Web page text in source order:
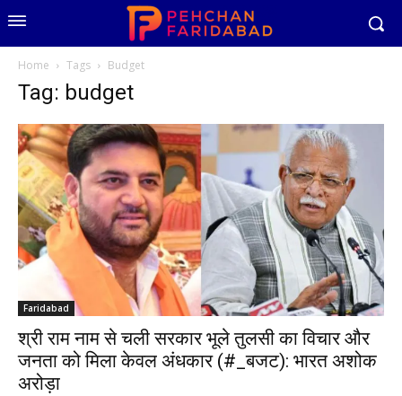
Home Tags Budget
Tag: budget
Faridabad
श्री राम नाम से चली सरकार भूले तुलसी का विचार और
जनता को मिला केवल अंधकार (#_बजट): भारत अशोक
अरोड़ा